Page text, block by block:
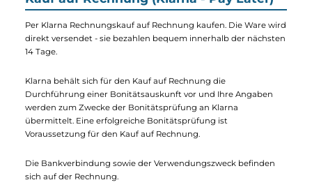
Einfach:Sie bezahlen mit zwei Klicks. Denn Sie greifen auf
Ihre bei PayPal hinterlegten Bank- oder Kreditkartendaten
zurück, anstatt sie bei jedem Kauf wieder einzugeben.
Kauf auf Rechnung (Klarna - Pay Later)
Per Klarna Rechnungskauf auf Rechnung kaufen. Die Ware
direkt versendet - sie bezahlen bequem innerhalb der